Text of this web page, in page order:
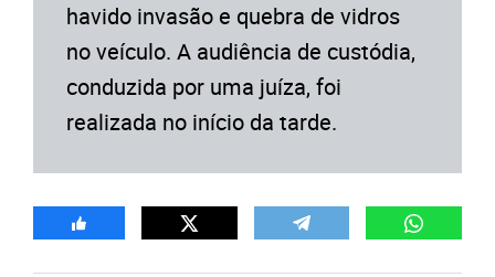
havido invasão e quebra de vidros
no veículo. A audiência de custódia,
conduzida por uma juíza, foi
realizada no início da tarde.